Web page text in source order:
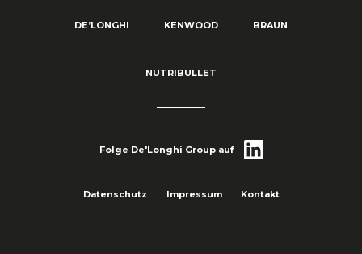
DE’LONGHI KENWOOD BRAUN
NUTRIBULLET
Folge De'Longhi Group auf
Datenschutz Impressum Kontakt